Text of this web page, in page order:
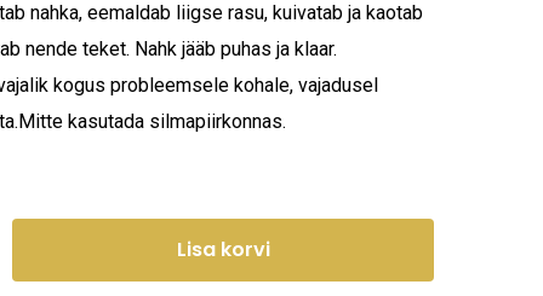
nahka, eemaldab liigse rasu, kuivatab ja kaotab
nende teket. Nahk jääb puhas ja klaar.
kogus probleemsele kohale, vajadusel
kasutada silmapiirkonnas.
Lisa korvi